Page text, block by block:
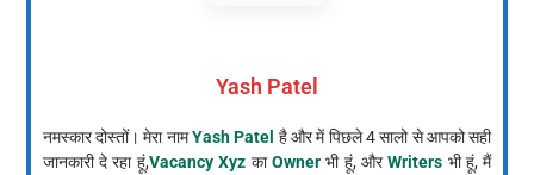
Yash Patel
नमस्कार दोस्तों। मेरा नामYash Patel है और में पिछले 4 सालो से आपको सही
जानकारी दे रहा हूं,Vacancy Xyz काOwnerभी हूं, औरWriters भी हूं, मैं